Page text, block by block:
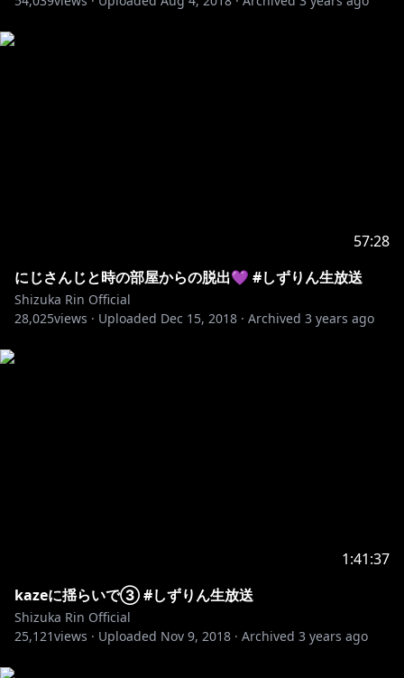
57:28
にじさんじと時の部屋からの脱出💜 #しずりん生放送
Shizuka Rin Official
28,025views · Uploaded Dec 15, 2018 · Archived 3 years ago
1:41:37
kazeに揺らいで③ #しずりん生放送
Shizuka Rin Official
25,121views · Uploaded Nov 9, 2018 · Archived 3 years ago